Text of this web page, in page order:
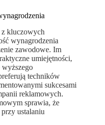
z kluczowych
wynagrodzenia
zawodowe. Im
umiejętności,
wyższego
techników
sukcesami
reklamowych.
sprawia, że
ustalaniu